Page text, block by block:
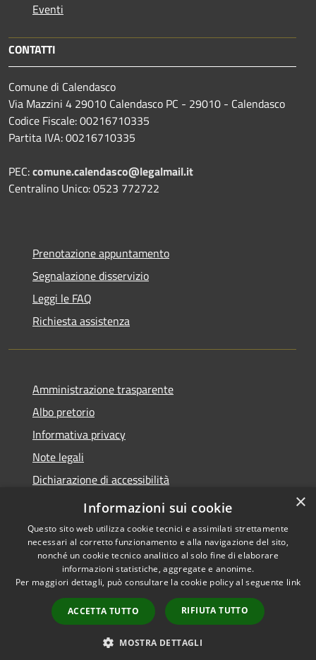
Eventi
CONTATTI
Comune di Calendasco
Via Mazzini 4 29010 Calendasco PC - 29010 - Calendasco
Codice Fiscale: 00216710335
Partita IVA: 00216710335
PEC:comune.calendasco@legalmail.it
Centralino Unico: 0523 772722
Prenotazione appuntamento
Segnalazione disservizio
Leggi le FAQ
Richiesta assistenza
Amministrazione trasparente
Albo pretorio
Informativa privacy
Note legali
Dichiarazione di accessibilità
Piano di miglioramento del sito
Accessibilità
Copyright © 2026 • Comune di
Calendasco • Powered by
Municipium•
Accesso
redazione
×
Informazioni sui cookie
Questo sito web utilizza cookie tecnici e assimilati strettamente
necessari al corretto funzionamento e alla navigazione del sito,
nonché un cookie tecnico analitico al solo fine di elaborare
informazioni statistiche, aggregate e anonime.
Per maggiori dettagli, può consultare la cookie policy al seguente link
ACCETTA TUTTO RIFIUTA TUTTO
MOSTRA DETTAGLI